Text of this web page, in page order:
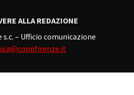
ALLA REDAZIONE
s.c. – Ufficio comunicazione